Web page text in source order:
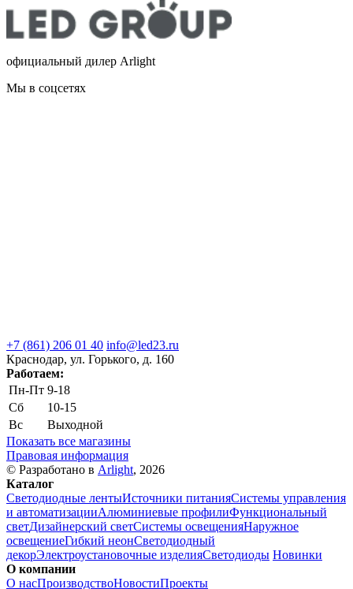
официальный дилер Arlight
Мы в соцсетях
+7 (861) 206 01 40 info@led23.ru
Краснодар, ул. Горького, д. 160
Работаем:
Пн-Пт 9-18
Сб
10-15
Вс
Выходной
Показать все магазины
Правовая информация
© Разработано в Arlight, 2026
Каталог
Светодиодные лентыИсточники питанияСистемы управления
и автоматизацииАлюминиевые профилиФункциональный
светДизайнерский светСистемы освещенияНаружное
освещениеГибкий неонСветодиодный
декорЭлектроустановочные изделияСветодиоды Новинки
О компании
О насПроизводствоНовостиПроекты